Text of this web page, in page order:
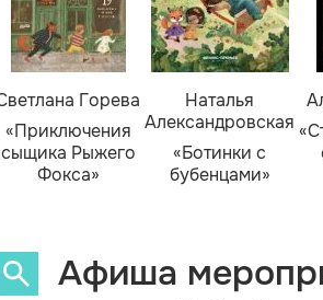
Горева
«Приключения
сыщика Рыжего
Фокса»
Наталья
Александровская
«Ботинки с
бубенцами»
Афиша